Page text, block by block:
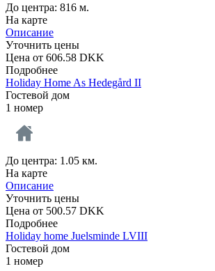
До центра: 816 м.
На карте
Описание
Уточнить цены
Цена от 606.58 DKK
Подробнее
Holiday Home As Hedegård II
Гостевой дом
1 номер
До центра: 1.05 км.
На карте
Описание
Уточнить цены
Цена от 500.57 DKK
Подробнее
Holiday home Juelsminde LVIII
Гостевой дом
1 номер